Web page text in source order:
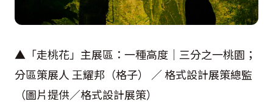
▲「走桃花」主展區：一種高度｜三分之一桃園；
分區策展人 王耀邦（格子） ／ 格式設計展策總監
（圖片提供／格式設計展策）